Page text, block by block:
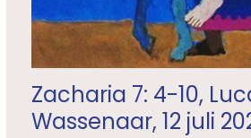
Zacharia 7: 4-10,
Wassenaar, 12 juli